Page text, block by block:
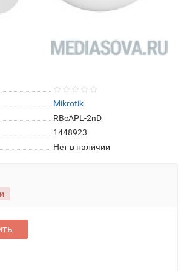
Mikrotik
RBcAPL-2nD
1448923
Нет в наличии